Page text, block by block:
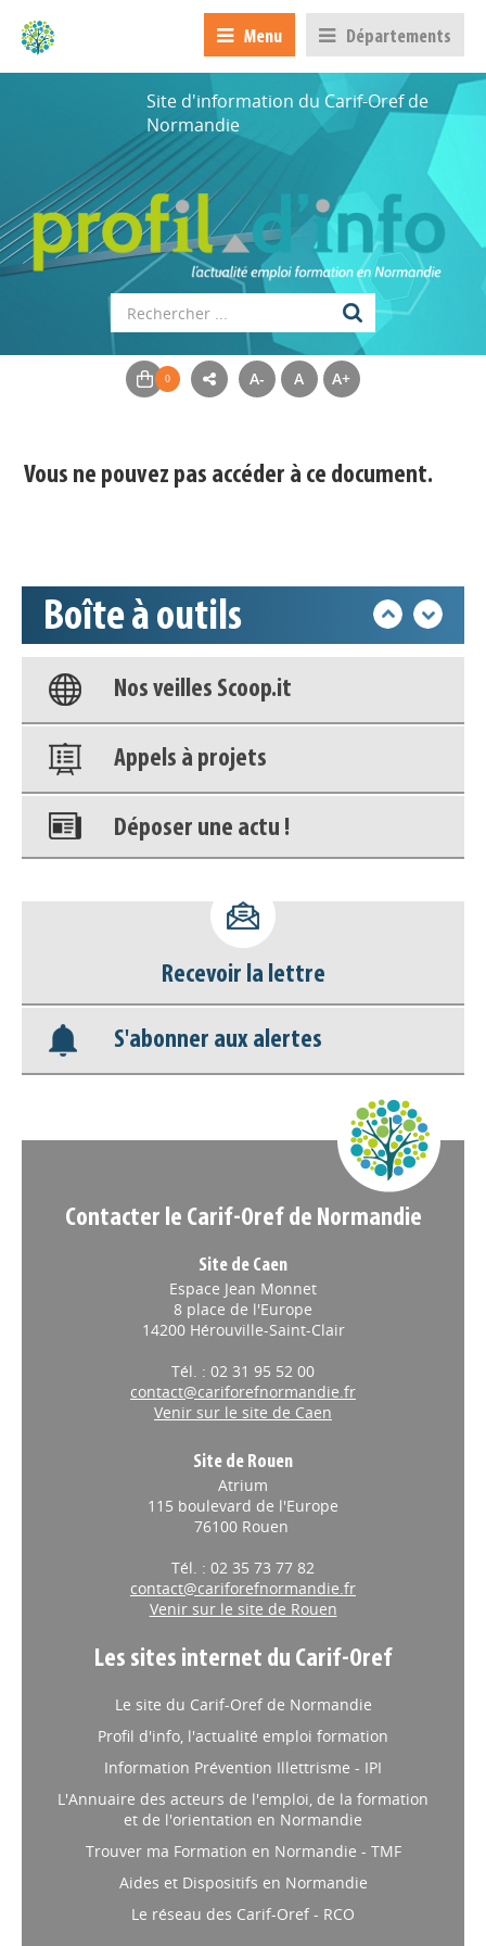
Menu Départements
Site d'information du Carif-Oref de
Normandie
A- A A+
Vous ne pouvez pas accéder à ce document.
Boîte à outils
Appels à projets
Déposer une actu !
Base documentaire
Nos veilles Scoop.it
Appels à projets
Déposer une actu !
déconnecter)
Base documentaire
Nos veilles Scoop.it
Recevoir la lettre
S'abonner aux alertes
Contacter le Carif-Oref de Normandie
Site de Caen
Espace Jean Monnet
8 place de l'Europe
14200 Hérouville-Saint-Clair
Tél. : 02 31 95 52 00
contact@cariforefnormandie.fr
Venir sur le site de Caen
Site de Rouen
Atrium
115 boulevard de l'Europe
76100 Rouen
Tél. : 02 35 73 77 82
contact@cariforefnormandie.fr
Venir sur le site de Rouen
Les sites internet du Carif-Oref
Le site du Carif-Oref de Normandie
Profil d'info, l'actualité emploi formation
Information Prévention Illettrisme - IPI
L'Annuaire des acteurs de l'emploi, de la formation
et de l'orientation en Normandie
Trouver ma Formation en Normandie - TMF
Aides et Dispositifs en Normandie
Le réseau des Carif-Oref - RCO